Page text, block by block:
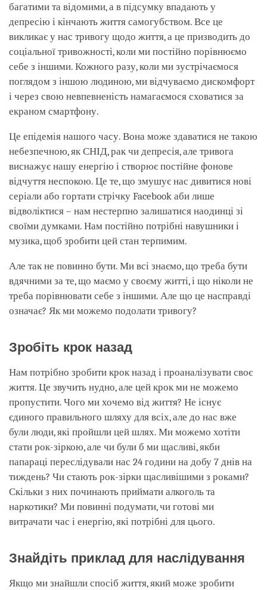
багатими та відомими, а в підсумку впадають у
депресію і кінчають життя самогубством. Все це
викликає у нас тривогу щодо життя, а це призводить до
соціальної тривожності, коли ми постійно порівнюємо
себе з іншими. Кожного разу, коли ми зустрічаємося
поглядом з іншою людиною, ми відчуваємо дискомфорт
і через свою невпевненість намагаємося сховатися за
екраном смартфону.
Це епідемія нашого часу. Вона може здаватися не такою
небезпечною, як СНІД, рак чи депресія, але тривога
виснажує нашу енергію і створює постійне фонове
відчуття неспокою. Це те, що змушує нас дивитися нові
серіали або гортати стрічку Facebook аби лише
відволіктися – нам нестерпно залишатися наодинці зі
своїми думками. Нам постійно потрібні навушники і
музика, щоб зробити цей стан терпимим.
Але так не повинно бути. Ми всі знаємо, що треба бути
вдячними за те, що маємо у своєму житті, і що ніколи не
треба порівнювати себе з іншими. Але що це насправді
означає? Як ми можемо подолати тривогу?
Зробіть крок назад
Нам потрібно зробити крок назад і проаналізувати своє
життя. Це звучить нудно, але цей крок ми не можемо
пропустити. Чого ми хочемо від життя? Не існує
єдиного правильного шляху для всіх, але до нас вже
були люди, які пройшли цей шлях. Ми можемо хотіти
стати рок-зіркою, але чи були б ми щасливі, якби
папараці переслідували нас 24 години на добу 7 днів на
тиждень? Чи стають рок-зірки щасливішими з роками?
Скільки з них починають приймати алкоголь та
наркотики? Ми повинні подумати, чи готові ми
витрачати час і енергію, які потрібні для цього.
Знайдіть приклад для наслідування
Якщо ми знайшли спосіб життя, який може зробити